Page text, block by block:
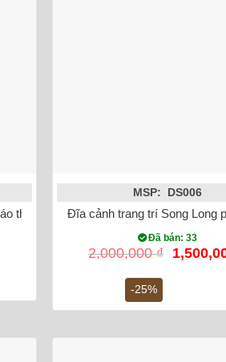
thành công dát vàng màu đỏ 70cm
-25%
MSP: DS006
Đĩa cảnh trang trí Song Long
Đã bán: 33
2,000,000₫ Giá